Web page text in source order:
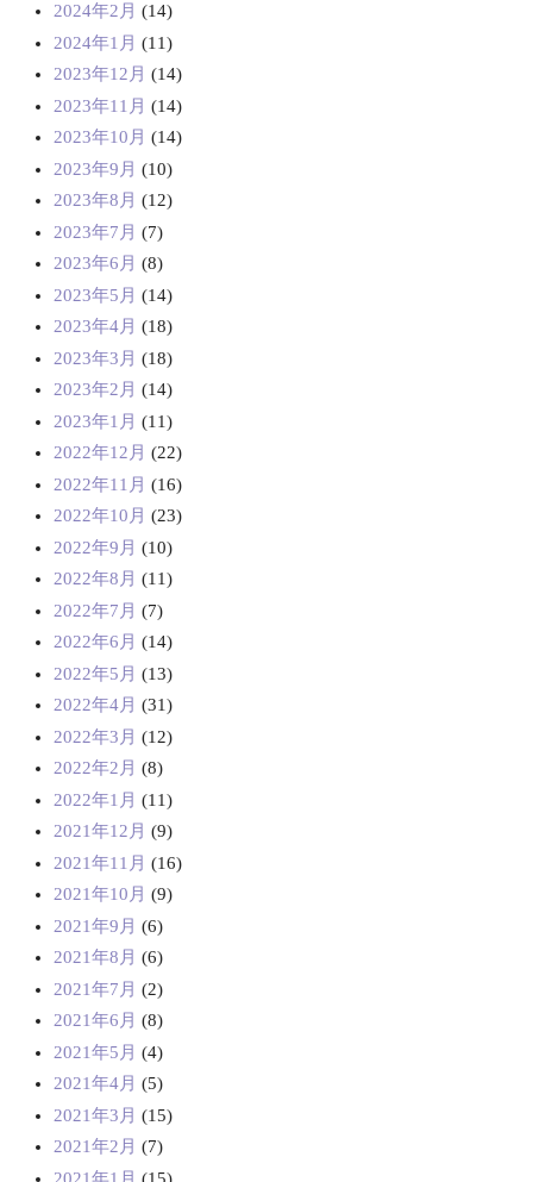
2024年2月 (14)
2024年1月 (11)
2023年12月 (14)
2023年11月 (14)
2023年10月 (14)
2023年9月 (10)
2023年8月 (12)
2023年7月 (7)
2023年6月 (8)
2023年5月 (14)
2023年4月 (18)
2023年3月 (18)
2023年2月 (14)
2023年1月 (11)
2022年12月 (22)
2022年11月 (16)
2022年10月 (23)
2022年9月 (10)
2022年8月 (11)
2022年7月 (7)
2022年6月 (14)
2022年5月 (13)
2022年4月 (31)
2022年3月 (12)
2022年2月 (8)
2022年1月 (11)
2021年12月 (9)
2021年11月 (16)
2021年10月 (9)
2021年9月 (6)
2021年8月 (6)
2021年7月 (2)
2021年6月 (8)
2021年5月 (4)
2021年4月 (5)
2021年3月 (15)
2021年2月 (7)
2021年1月 (15)